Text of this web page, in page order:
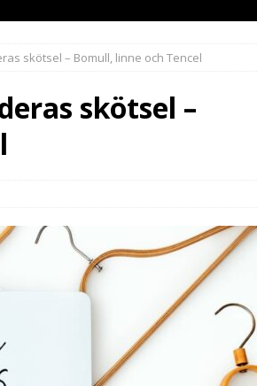
skötsel – Bomull, linne och Tencel
skötsel –